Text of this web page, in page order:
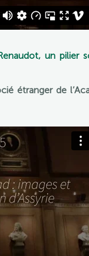
un pilier
étranger de